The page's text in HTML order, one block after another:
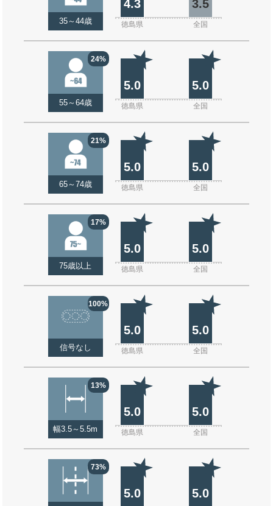
35～44歳
4.3 3.5
徳島県 全国
24%
55～64歳
5.0 5.0
徳島県 全国
21%
65～74歳
5.0 5.0
徳島県 全国
17%
75歳以上
5.0 5.0
徳島県 全国
100%
信号なし
5.0 5.0
徳島県 全国
13%
幅3.5～5.5m
5.0 5.0
徳島県 全国
73%
5.0 5.0